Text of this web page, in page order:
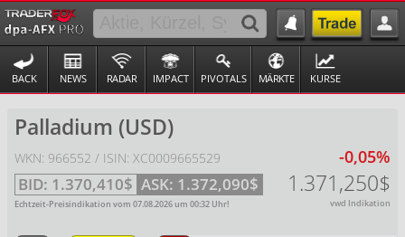
BACK NEWS RADAR IMPACT PIVOTALS MÄRKTE KURSE
Palladium (USD)
WKN: 966552 / ISIN: XC0009665529
BID: 1.370,410$ ASK: 1.372,090$
Echtzeit-Preisindikation vom 07.08.2026um 00:32 Uhr!
-0,05%
1.371,250$
vwd Indikation